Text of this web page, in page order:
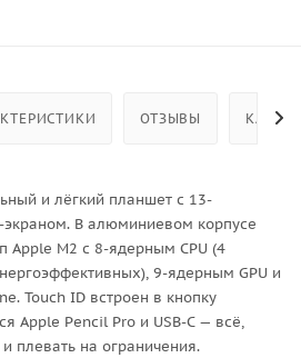
ОТЗЫВЫ КАК
и лёгкий планшет с 13-
В алюминиевом корпусе
Apple M2 с 8-ядерным CPU (4
9-ядерным GPU и
Touch ID встроен в кнопку
Apple Pencil Pro и USB-C — всё,
плевать на ограничения.